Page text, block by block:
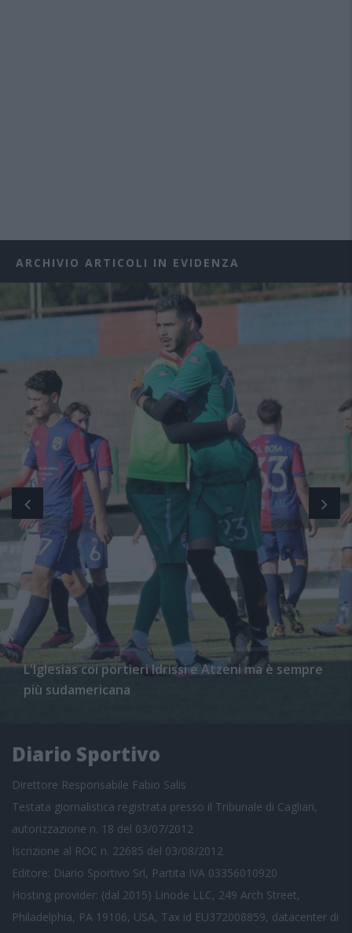
ARCHIVIO ARTICOLI IN EVIDENZA
L'Iglesias coi portieri Idrissi e Atzeni ma è sempre
più sudamericana
Diario Sportivo
Direttore Responsabile Fabio Salis
Testata giornalistica registrata presso il Tribunale di Cagliari,
autorizzazione n. 18 del 03/07/2012
Iscrizione al ROC n. 22685 del 03/08/2012
Editore: Diario Sportivo Srl, Partita IVA 03356010920
Hosting provider: (dal 2015) Linode LLC, 249 Arch Street,
Philadelphia, PA 19106, USA, Tax id EU372008859, datacenter di